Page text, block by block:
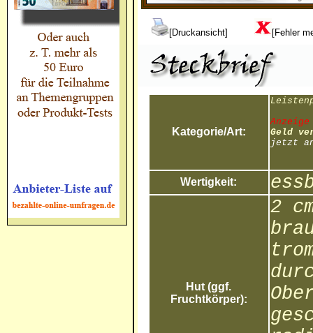
[Druckansicht] [Fehler
Kategorie/Art:
Anzeige
Geld
jetzt
Wertigkeit:
Hut (ggf.
Fruchtkörper):
2